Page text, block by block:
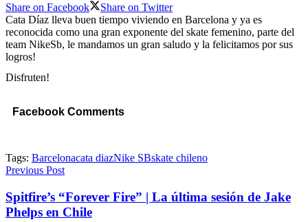
Share on Facebook
Share on Twitter
Cata Díaz lleva buen tiempo viviendo en Barcelona y ya es
reconocida como una gran exponente del skate femenino, parte del
team NikeSb, le mandamos un gran saludo y la felicitamos por sus
logros!
Disfruten!
Facebook Comments
Tags: Barcelonacata diazNike SBskate chileno
Previous Post
Spitfire’s “Forever Fire” | La última sesión de Jake
Phelps en Chile